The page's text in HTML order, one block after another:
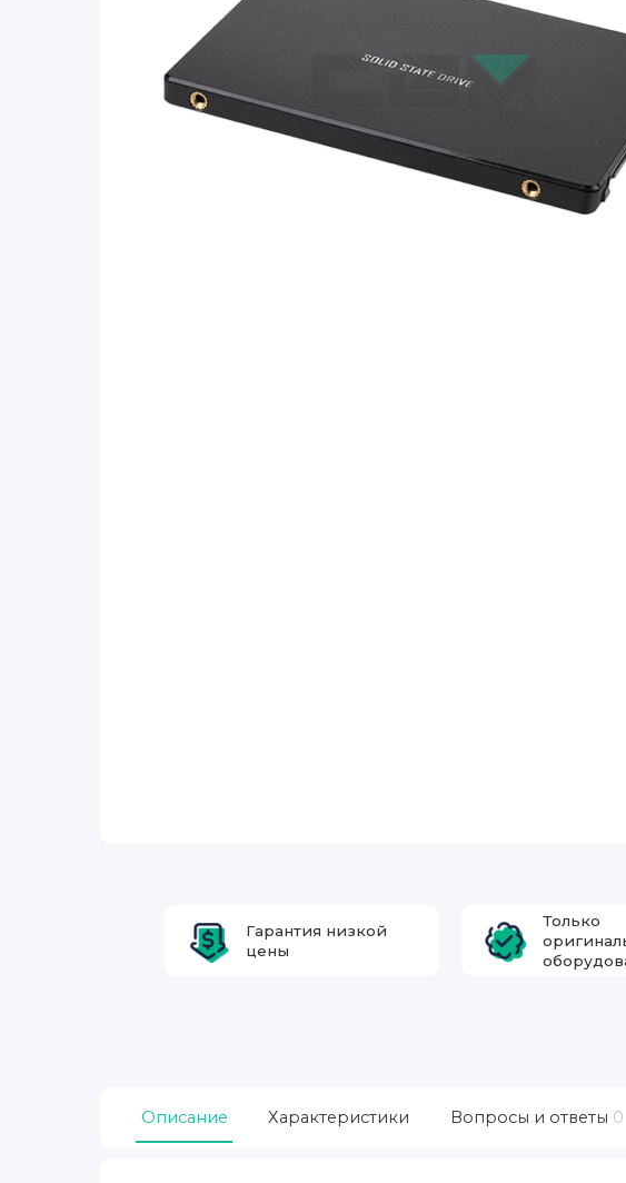
Гарантия низкой
цены
Только
Описание Характеристики Вопросы и ответы 0